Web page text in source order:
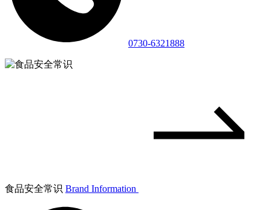
0730-6321888
食品安全常识 Brand Information